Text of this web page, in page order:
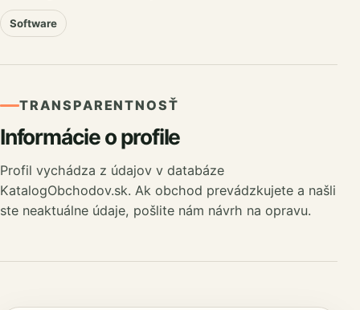
Software
TRANSPARENTNOSŤ
Informácie o profile
Profil vychádza z údajov v databáze
KatalogObchodov.sk. Ak obchod prevádzkujete a našli
ste neaktuálne údaje, pošlite nám návrh na opravu.